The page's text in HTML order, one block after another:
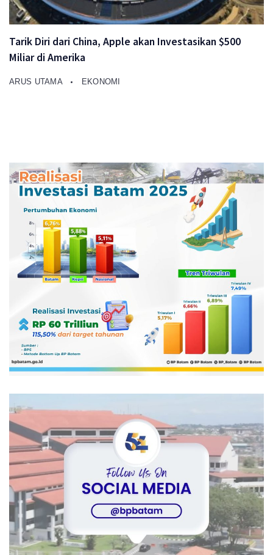
Tarik Diri dari China, Apple akan Investasikan $500
Miliar di Amerika
ARUS UTAMA EKONOMI